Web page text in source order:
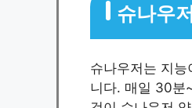
슈나우
슈나우저는 지
니다. 매일 30분